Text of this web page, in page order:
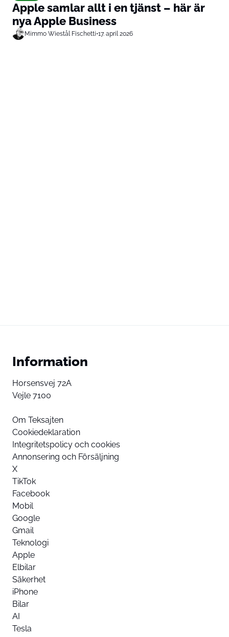
Apple samlar allt i en tjänst – här är
nya Apple Business
Mimmo Wiestål Fischetti•17. april 2026
Information
Horsensvej 72A
Vejle 7100
Om Teksajten
Cookiedeklaration
Integritetspolicy och cookies
Annonsering och Försäljning
X
TikTok
Facebook
Mobil
Google
Gmail
Teknologi
Apple
Elbilar
Säkerhet
iPhone
Bilar
AI
Tesla